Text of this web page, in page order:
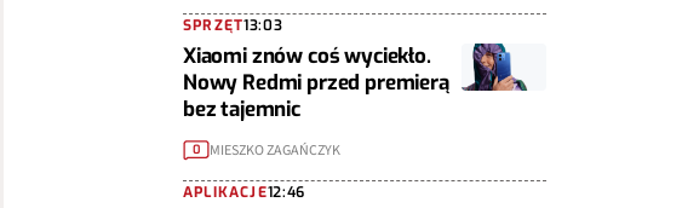
SPRZĘT13:03
Xiaomi znów coś wyciekło.
Nowy Redmi przed premierą
bez tajemnic
0 MIESZKO ZAGAŃCZYK
APLIKACJE12:46